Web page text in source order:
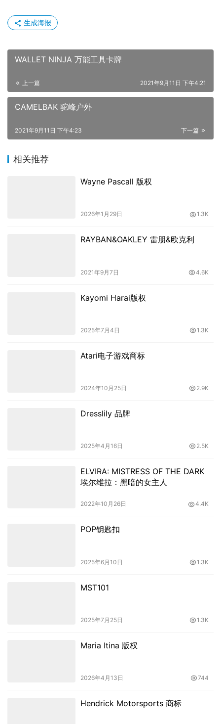
生成海报
WALLET NINJA 万能工具卡牌
上一篇 2021年9月11日 下午4:21
CAMELBAK 驼峰户外
下一篇
2021年9月11日 下午4:23
相关推荐
Wayne Pascall 版权
2026年1月29日 1.3K
RAYBAN&OAKLEY 雷朋&欧克利
2021年9月7日 4.6K
Kayomi Harai版权
2025年7月4日 1.3K
Atari电子游戏商标
2024年10月25日 2.9K
Dresslily 品牌
2025年4月16日 2.5K
ELVIRA: MISTRESS OF THE DARK
埃尔维拉：黑暗的女主人
2022年10月26日 4.4K
POP钥匙扣
2025年6月10日 1.3K
MST101
2025年7月25日 1.3K
Maria Itina 版权
2026年4月13日 744
Hendrick Motorsports 商标